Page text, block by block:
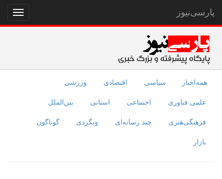
نمایش
منو
پارسی‌نیوز
همه‌اخبار سیاسی اقتصادی ورزشی
علمی فناوری اجتماعی استانی بین‌الملل
فرهنگی‌هنری چند رسانه‌ای وبگردی گوناگون
بازار